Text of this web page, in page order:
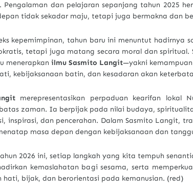
Pengalaman dan pelajaran sepanjang tahun 2025
tidak sekadar maju, tetapi juga bermakna dan
kepemimpinan, tahun baru ini menuntut hadirnya
tetapi juga matang secara moral dan spiritual.
menerapkan ilmu Sasmito Langit—yakni
kebijaksanaan batin, dan kesadaran akan
merepresentasikan perpaduan kearifan lokal
zaman. Ia berpijak pada nilai budaya,
inspirasi, dan pencerahan. Dalam Sasmito Langit,
masa depan dengan kebijaksanaan dan
2026 ini, setiap langkah yang kita tempuh
kemaslahatan bagi sesama, serta
hati, bijak, dan berorientasi pada kemanusian. (red)